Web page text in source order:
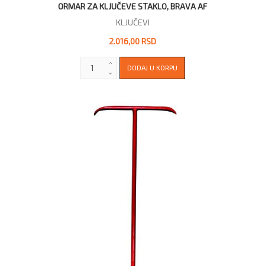
ORMAR ZA KLJUČEVE STAKLO, BRAVA AF
KLJUČEVI
2.016,00 RSD